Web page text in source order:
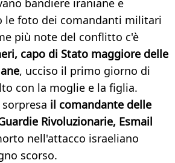
bandiere iraniane e
le foto dei comandanti militari
più note del conflitto c'è
capo di Stato maggiore delle
, ucciso il primo giorno di
con la moglie e la figlia.
il comandante delle
Rivoluzionarie, Esmail
nell'attacco israeliano
scorso.